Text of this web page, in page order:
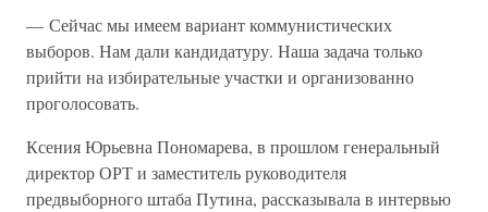
— Сейчас мы имеем вариант коммунистических
выборов. Нам дали кандидатуру. Наша задача только
прийти на избирательные участки и организованно
проголосовать.
Ксения Юрьевна Пономарева, в прошлом генеральный
директор ОРТ и заместитель руководителя
предвыборного штаба Путина, рассказывала в интервью